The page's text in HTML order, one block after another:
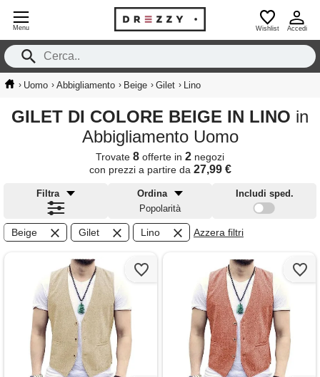
Menu Wishlist Accedi
› Uomo › Abbigliamento › Beige › Gilet › Lino
GILET DI COLORE BEIGE IN LINO in
Abbigliamento Uomo
Trovate 8 offerte in 2 negozi
con prezzi a partire da 27,99 €
Filtra
Ordina
Popolarità
Includi sped.
Beige Gilet Lino Azzera filtri